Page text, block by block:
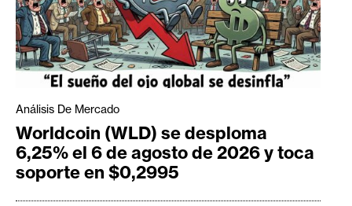
Análisis De Mercado
Worldcoin (WLD) se desploma
6,25% el 6 de agosto de 2026 y toca
soporte en $0,2995